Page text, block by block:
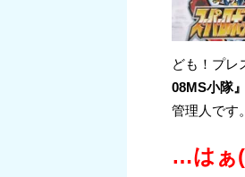
ども！プレ
08MS小隊』
管理人です。
…はぁ